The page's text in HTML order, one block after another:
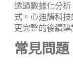
透過數據化分
式。心迪譜科
更完整的後續建
常見問題